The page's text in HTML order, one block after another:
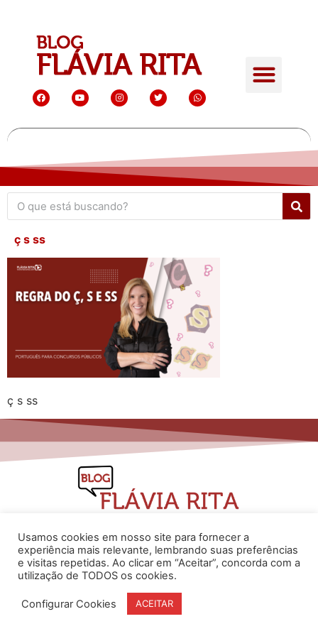
ç s ss
ç s ss
www.flaviarita.com
Flávia Rita Cursos Online
Usamos cookies em nosso site para fornecer a
experiência mais relevante, lembrando suas preferências
e visitas repetidas. Ao clicar em “Aceitar”, concorda com a
utilização de TODOS os cookies.
Configurar Cookies ACEITAR